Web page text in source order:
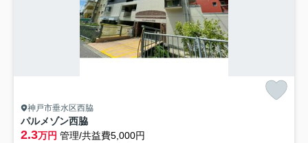
神戸市垂水区西脇
パルメゾン西脇
2.3万円 管理/共益費5,000円